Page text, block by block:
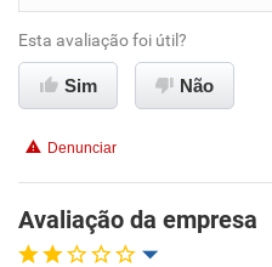
Recomenda esta empresa
Recomenda a diretoria
Esta avaliação foi útil?
Sim Não
Denunciar
Avaliação da empresa